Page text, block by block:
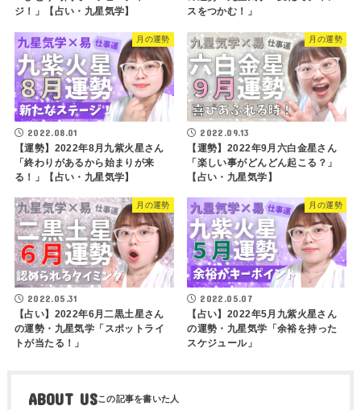
ジ！」【占い・九星気学】
スをつかむ！」
月の運勢
2022.08.01
【運勢】2022年8月九紫火星さん
「終わりがあるから始まりが来
る！」【占い・九星気学】
月の運勢
2022.09.13
【運勢】2022年9月六白金星さん
「楽しい事がどんどん起こる？」
【占い・九星気学】
月の運勢
2022.05.31
【占い】2022年6月二黒土星さん
の運勢・九星気学「スポットライ
トが当たる！」
月の運勢
2022.05.07
【占い】2022年5月九紫火星さん
の運勢・九星気学「余裕を持った
スケジュール」
ABOUT US